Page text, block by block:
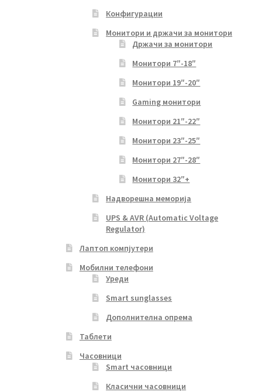
Конфигурации
Монитори и држачи за монитори
Држачи за монитори
Монитори 7″-18″
Монитори 19″-20″
Gaming монитори
Монитори 21″-22″
Монитори 23″-25″
Монитори 27″-28″
Монитори 32″+
Надворешна меморија
UPS & AVR (Automatic Voltage
Regulator)
Лаптоп компјутери
Мобилни телефони
Уреди
Smart sunglasses
Дополнителна опрема
Таблети
Часовници
Smart часовници
Класични часовници